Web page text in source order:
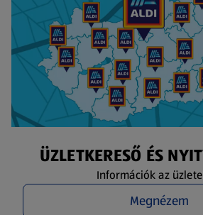
ÜZLETKERESŐ ÉS
Információk az
Megnézem